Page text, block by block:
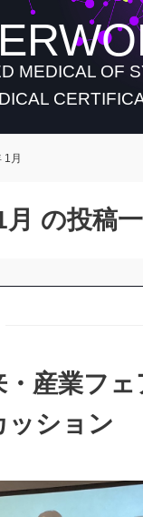
MEDICAL OF
1月
月 の投稿
・産業フ
ッション